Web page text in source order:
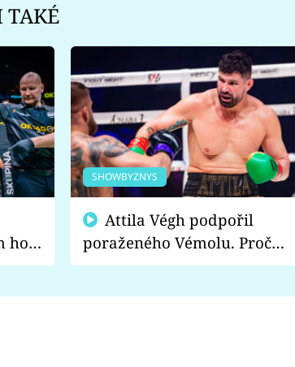
TAKÉ
ho
SHOWBYZNYS
poraženého Vémolu. Proč
chce raději zápasit s ním než